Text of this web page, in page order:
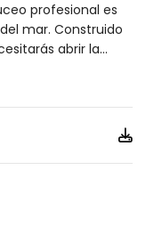
profesional es
mar. Construido
abrir la...
bisel de un
cristal